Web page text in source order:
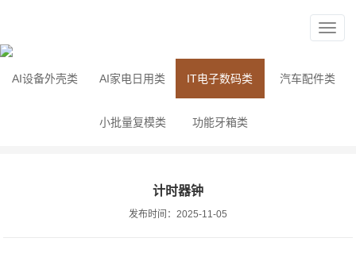
AI设备外壳类 AI家电日用类 IT电子数码类 汽车配件类
小批量复模类 功能牙箱类
计时器钟
发布时间：2025-11-05